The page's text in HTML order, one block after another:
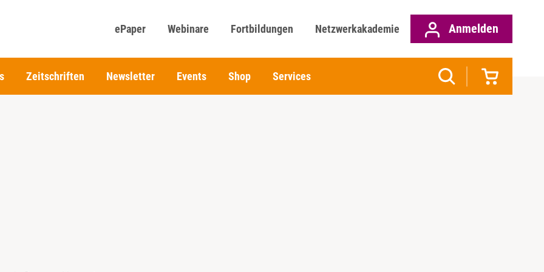
ePaper Webinare Fortbildungen Netzwerkakademie Anmelden
Zeitschriften Newsletter Events Shop Services